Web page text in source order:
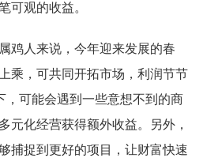
可观的收益。
人来说，今年迎来发展的春
乘，可共同开拓市场，利润节节
，可能会遇到一些意想不到的商
元化经营获得额外收益。另外，
捕捉到更好的项目，让财富快速